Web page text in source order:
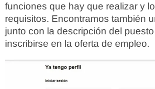
funciones que hay que realizar y
requisitos. Encontramos también
junto con la descripción del
inscribirse en la oferta de empleo.